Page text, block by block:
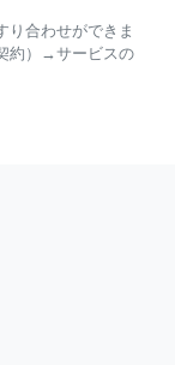
り合わせができま
約）→サービスの